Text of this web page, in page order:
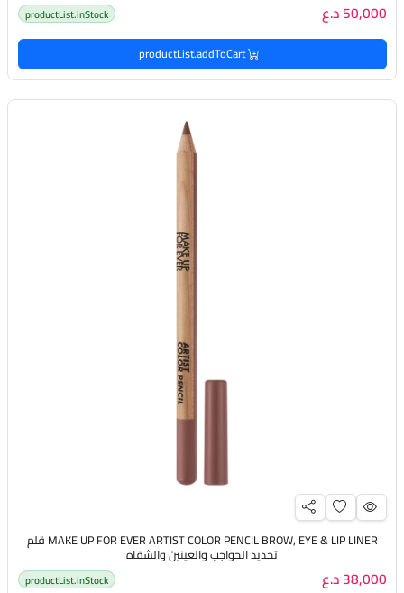
50,000 د.ع productList.inStock
productList.addToCart
MAKE UP FOR EVER ARTIST COLOR PENCIL BROW, EYE & LIP LINER قلم
تحديد الحواجب والعينين والشفاه
38,000 د.ع productList.inStock